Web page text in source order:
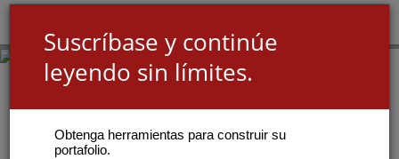
Suscríbase y continúe
leyendo sin límites.
Obtenga herramientas para construir su
portafolio.